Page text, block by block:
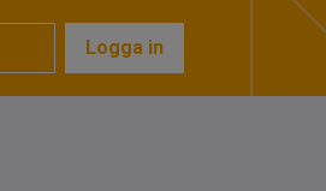
Logga in